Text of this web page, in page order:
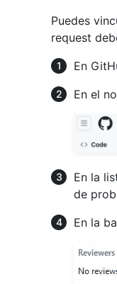
Puedes
request
En
En el
En la
de
En la